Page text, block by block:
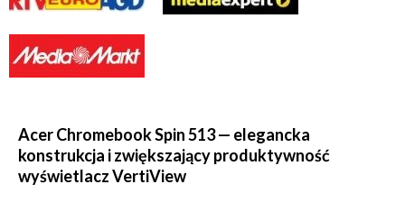
Acer Chromebook Spin 513 — elegancka
konstrukcja i zwiększający produktywność
wyświetlacz VertiView